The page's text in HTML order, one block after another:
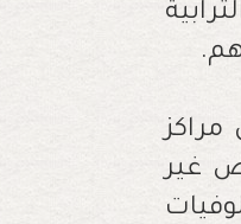
مراكز
غير